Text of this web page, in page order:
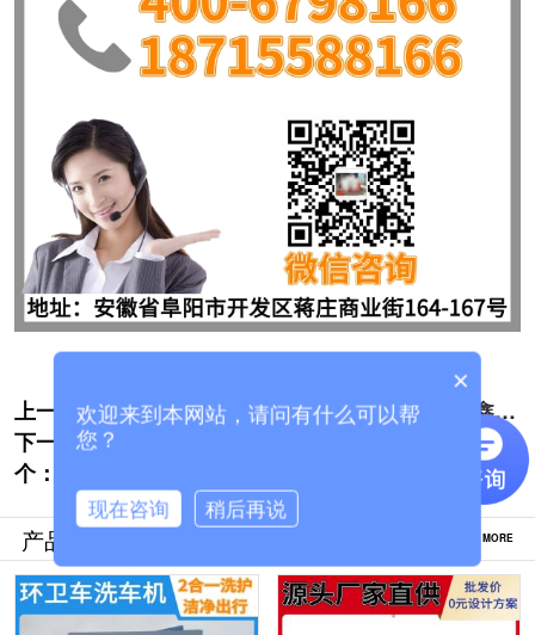
上一个: 大客车全自动洗车机清洗效果好吗[隆茂鑫
晟]
下一
个：
搅拌车洗车机公司哪家好[隆茂鑫晟]
产品推荐 MORE
×
欢迎来到本网站，请问有什么可以帮
您？
现在咨询 稍后再说